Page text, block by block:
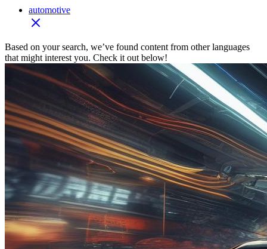
automotive
Based on your search, we’ve found content from other languages
that might interest you. Check it out below!